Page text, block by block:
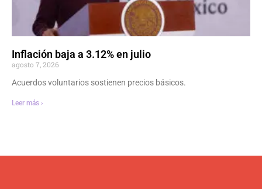
Inflación baja a 3.12% en julio
agosto 7, 2026
Acuerdos voluntarios sostienen precios básicos.
Leer más ›